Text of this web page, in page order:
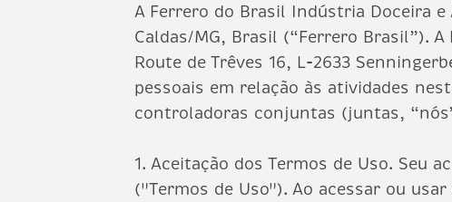
A Ferrero do Brasil Indústria Doceira
Caldas/MG, Brasil (“Ferrero Brasil”).
Route de Trêves 16, L-2633
pessoais em relação às atividades
controladoras conjuntas (juntas,
1. Aceitação dos Termos de Uso. Seu
("Termos de Uso"). Ao acessar ou